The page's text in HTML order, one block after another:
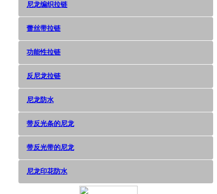
尼龙编织拉链
蕾丝带拉链
功能性拉链
反尼龙拉链
尼龙防水
带反光条的尼龙
带反光带的尼龙
尼龙印花防水